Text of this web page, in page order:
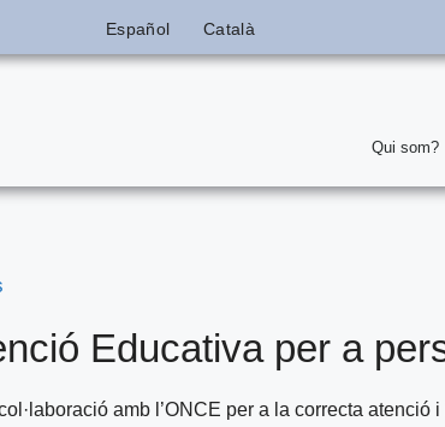
Español Català
Qui som?
Educativa per a
amb l’ONCE per a la correcta